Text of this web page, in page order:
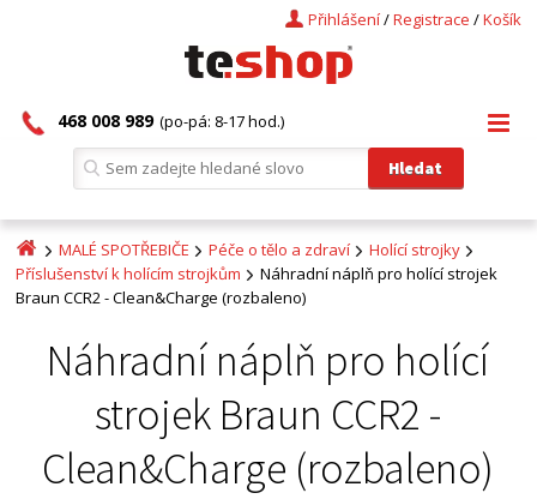
Košík
/
Registrace
/
Přihlášení
468 008 989 (po-pá: 8-17 hod.)
MALÉ SPOTŘEBIČE Péče o tělo a zdraví
Holící strojky
Příslušenství k holícím strojkům
Náhradní náplň pro holící strojek
Braun CCR2 - Clean&Charge (rozbaleno)
Náhradní náplň pro holící
strojek Braun CCR2 -
Clean&Charge (rozbaleno)